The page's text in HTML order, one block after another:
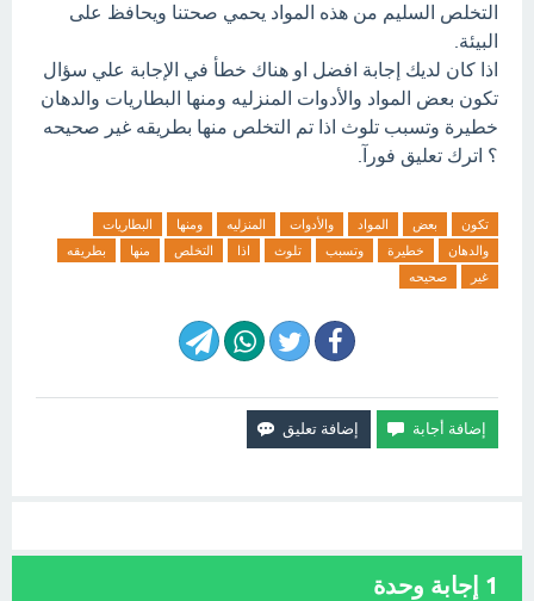
التخلص السليم من هذه المواد يحمي صحتنا ويحافظ على
البيئة.
اذا كان لديك إجابة افضل او هناك خطأ في الإجابة علي سؤال
تكون بعض المواد والأدوات المنزليه ومنها البطاريات والدهان
خطيرة وتسبب تلوث اذا تم التخلص منها بطريقه غير صحيحه
؟ اترك تعليق فورآ.
تكون بعض المواد والأدوات المنزليه ومنها
البطاريات
والدهان
خطيرة وتسبب تلوث اذا التخلص منها
بطريقه
غير
صحيحه
1 إجابة وحدة